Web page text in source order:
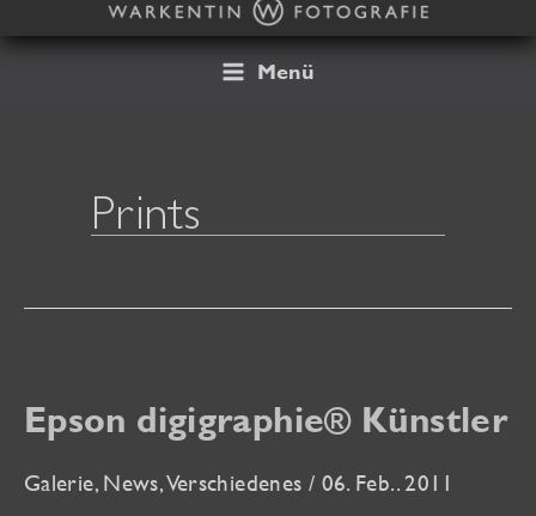
Inhalt
Menü
Prints
Epson digigraphie® Künstler
Galerie, News,Verschiedenes / 06. Feb.. 2011